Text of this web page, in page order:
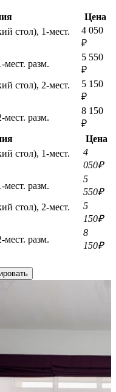
Цена
стол), 1-мест.
4 050
₽
разм.
5 550
₽
стол), 2-мест.
5 150
₽
разм.
8 150
₽
Цена
стол), 1-мест.
4
050₽
разм.
5
550₽
стол), 2-мест.
5
150₽
разм.
8
150₽